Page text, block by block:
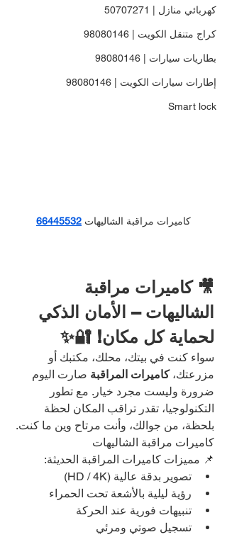
كهربائي منازل | 50707271
كراج متنقل الكويت | 98080146
بطاريات سيارات | 98080146
إطارات سيارات الكويت | 98080146
Smart lock
كاميرات مراقبة الشاليهات 66445532
🎥 كاميرات مراقبة
الشاليهات – الأمان الذكي
لحماية كل مكان! 🔐✨
سواء كنت في بيتك، محلك، مكتبك أو
مزرعتك، كاميرات المراقبة صارت اليوم
ضرورة وليست مجرد خيار. مع تطور
التكنولوجيا، تقدر تراقب المكان لحظة
بلحظة، من جوالك، وأنت مرتاح وين ما كنت.
كاميرات مراقبة الشاليهات
📌 مميزات كاميرات المراقبة الحديثة:
تصوير بدقة عالية (HD / 4K)
رؤية ليلية بالأشعة تحت الحمراء
تنبيهات فورية عند الحركة
تسجيل صوتي ومرئي